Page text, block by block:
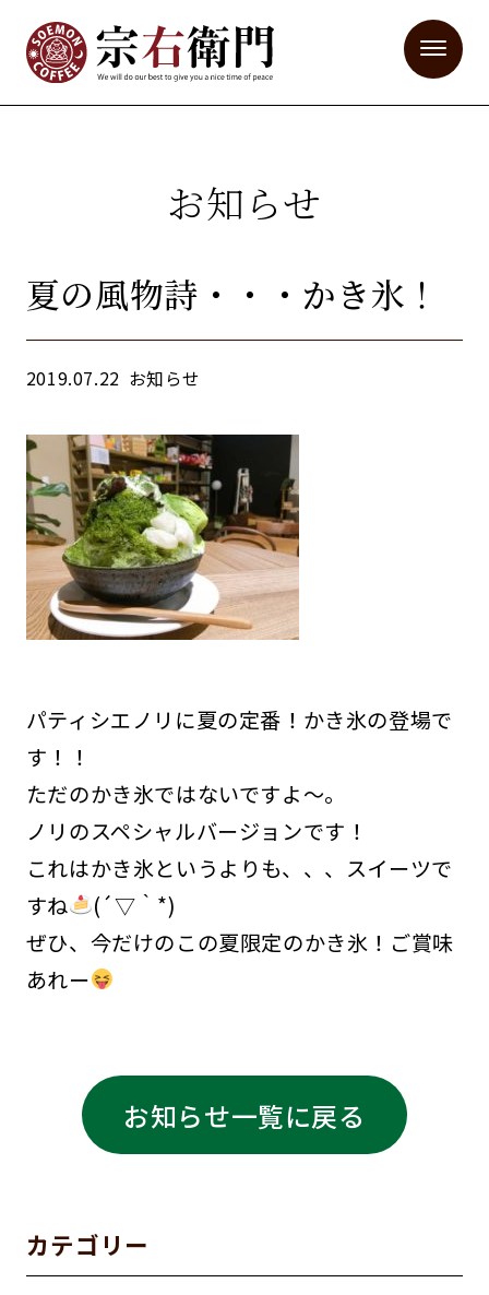
お知らせ
夏の風物詩・・・かき氷！
2019.07.22 お知らせ
パティシエノリに夏の定番！かき氷の登場で
す！！
ただのかき氷ではないですよ～。
ノリのスペシャルバージョンです！
これはかき氷というよりも、、、スイーツで
すね
(´▽｀*)
ぜひ、今だけのこの夏限定のかき氷！ご賞味
あれー
お知らせ一覧に戻る
カテゴリー